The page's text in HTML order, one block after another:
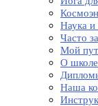
Наука и
Часто
Мой
О школе
Наша